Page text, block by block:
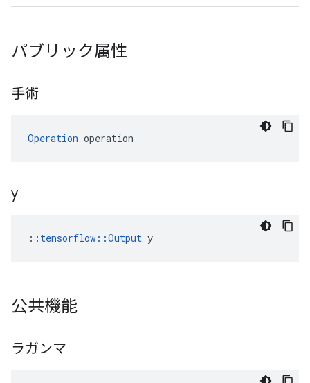
パブリック属性
手術
Operation operation
y
:: tensorflow::Output y
公共機能
ラガンマ